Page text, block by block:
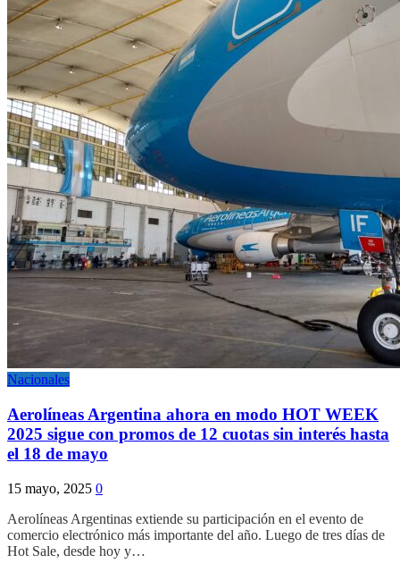
Nacionales
Aerolíneas Argentina ahora en modo HOT WEEK
2025 sigue con promos de 12 cuotas sin interés hasta
el 18 de mayo
15 mayo, 2025 0
Aerolíneas Argentinas extiende su participación en el evento de
comercio electrónico más importante del año. Luego de tres días de
Hot Sale, desde hoy y…